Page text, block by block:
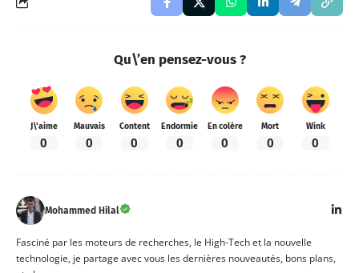
Qu\’en pensez-vous ?
J\'aime
0
Mauvais
0
Content
0
Endormie
0
En colère
0
Mort
0
Wink
0
Mohammed Hilal
Fasciné par les moteurs de recherches, le High-Tech et la nouvelle
technologie, je partage avec vous les dernières nouveautés, bons plans,